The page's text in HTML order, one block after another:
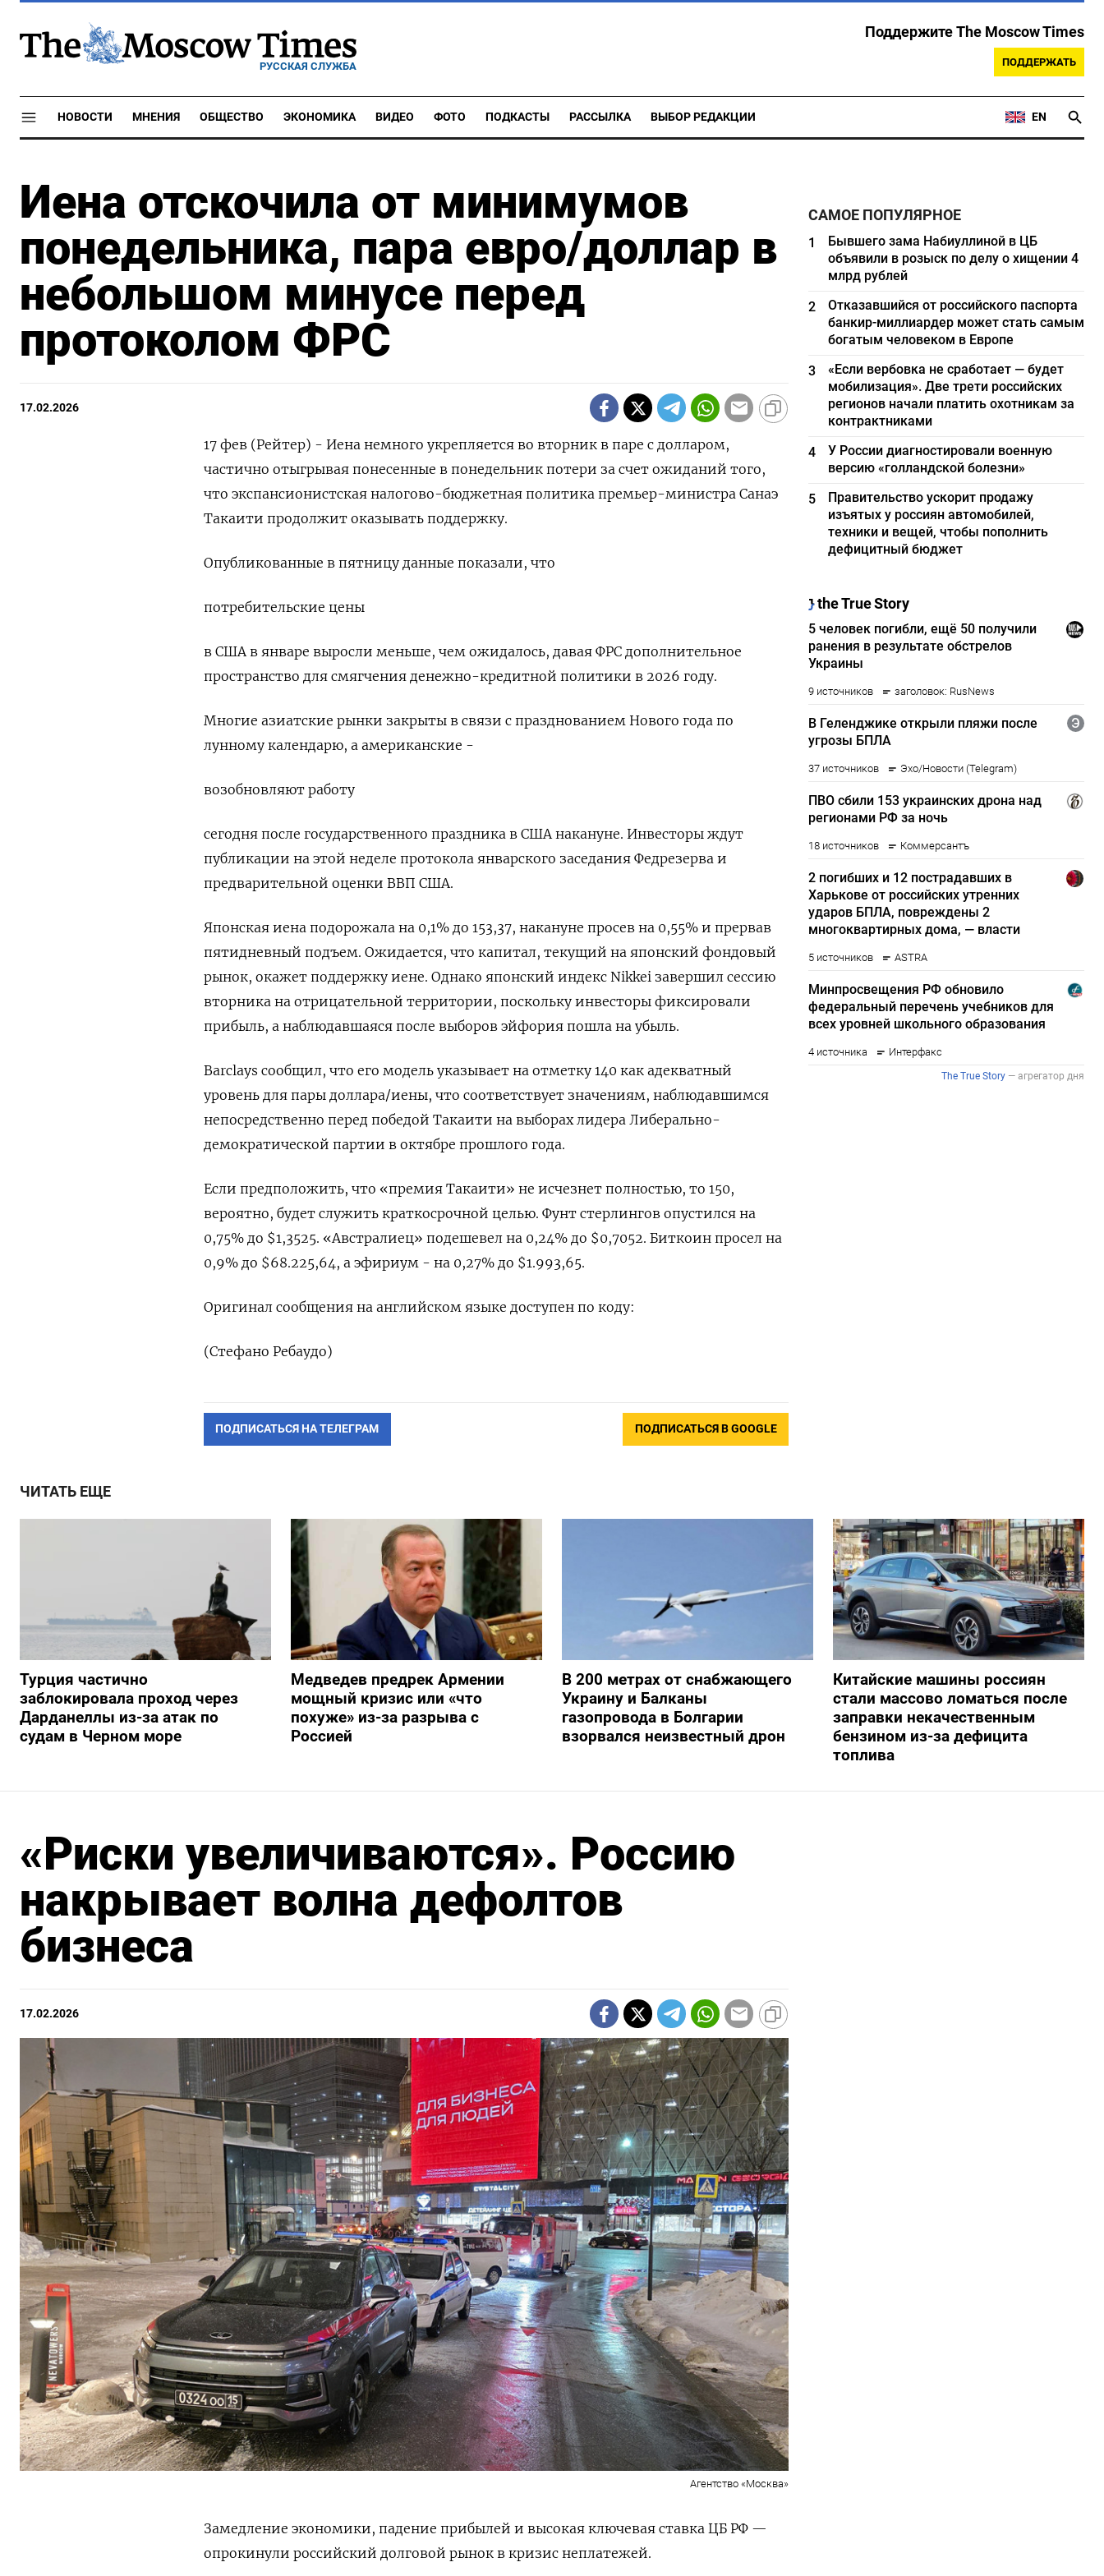
РУССКАЯ СЛУЖБА
Поддержите The Moscow Times
ПОДДЕРЖАТЬ
НОВОСТИ МНЕНИЯ ОБЩЕСТВО ЭКОНОМИКА ВИДЕО ФОТО ПОДКАСТЫ РАССЫЛКА ВЫБОР РЕДАКЦИИ EN
Иена отскочила от минимумов
понедельника, пара евро/доллар в
небольшом минусе перед
протоколом ФРС
17.02.2026
17 фев (Рейтер) - Иена немного укрепляется во вторник в паре с долларом,
частично отыгрывая понесенные в понедельник потери за счет ожиданий того,
‌что экспансионистская налогово-бюджетная политика премьер-министра Санаэ
Такаити продолжит оказывать поддержку.
Опубликованные в пятницу данные показали, что
потребительские цены
в США в январе выросли ​меньше, чем ожидалось, давая ​ФРС дополнительное
пространство ​для смягчения денежно-⁠кредитной политики в 2026 году.
Многие азиатские рынки ‌закрыты в связи с празднованием Нового ‌года по
лунному календарю, а американские -
возобновляют работу
сегодня после государственного праздника ​в США накануне. Инвесторы ждут
публикации на этой неделе ‌протокола январского заседания Федрезерва и
предварительной оценки ВВП США.
Японская ​иена подорожала на 0,1% до 153,37, накануне просев ‌на 0,55% и прервав
пятидневный подъем. Ожидается, что капитал, текущий на японский фондовый
рынок, окажет поддержку иене. ​Однако японский индекс ​Nikkei завершил сессию
‌вторника на отрицательной территории, поскольку инвесторы фиксировали
прибыль, а наблюдавшаяся ​после выборов эйфория пошла на убыль.
Barclays сообщил, что его модель указывает на отметку 140 как адекватный
уровень для пары доллара/иены, что соответствует значениям, наблюдавшимся
непосредственно перед победой Такаити на выборах лидера Либерально-
демократической партии в октябре прошлого года.
Если предположить, что «премия Такаити» ​не исчезнет полностью, то ⁠150,
вероятно, будет служить краткосрочной целью. Фунт стерлингов опустился на
0,75% до $1,3525. «‌Австралиец» подешевел на 0,24% до $0,7052. Биткоин просел ‌на
0,9% до $68.225,64, а эфириум - на 0,27% ​до $1.993,65.
Оригинал сообщения на английском ‌языке доступен по коду:
(Стефано Ребаудо)
ПОДПИСАТЬСЯ НА ТЕЛЕГРАМ ПОДПИСАТЬСЯ В GOOGLE
САМОЕ ПОПУЛЯРНОЕ
1
Бывшего зама Набиуллиной в ЦБ
объявили в розыск по делу о хищении 4
млрд рублей
2
Отказавшийся от российского паспорта
банкир-миллиардер может стать самым
богатым человеком в Европе
3
«Если вербовка не сработает — будет
мобилизация». Две трети российских
регионов начали платить охотникам за
контрактниками
4
У России диагностировали военную
версию «голландской болезни»
5
Правительство ускорит продажу
изъятых у россиян автомобилей,
техники и вещей, чтобы пополнить
дефицитный бюджет
ЧИТАТЬ ЕЩЕ
Турция частично
заблокировала проход через
Дарданеллы из-за атак по
судам в Черном море
Медведев предрек Армении
мощный кризис или «что
похуже» из-за разрыва с
Россией
В 200 метрах от снабжающего
Украину и Балканы
газопровода в Болгарии
взорвался неизвестный дрон
Китайские машины россиян
стали массово ломаться после
заправки некачественным
бензином из-за дефицита
топлива
«Риски увеличиваются». Россию
накрывает волна дефолтов
бизнеса
17.02.2026
Агентство «Москва»
Замедление экономики, падение прибылей и высокая ключевая ставка ЦБ РФ —
опрокинули российский долговой рынок в кризис неплатежей.